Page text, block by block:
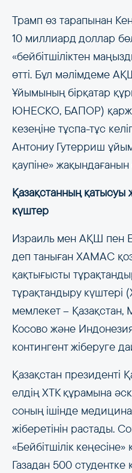
Трамп өз тарапынан
10 миллиард доллар
«бейбітшіліктен
өтті. Бұл мәлімдеме
Ұйымының бірқатар
ЮНЕСКО, БАПОР)
кезеңіне тұспа-тұс
Антониу Гутерриш
қаупіне»
Қазақстанның
күштер
Израиль мен АҚШ пен
деп таныған ХАМАС
қақтығысты
тұрақтандыру күштері
мемлекет – Қазақстан,
Косово және
контингент жіберуге
Қазақстан президенті
елдің ХТК құрамына
соның ішінде
жіберетінін растады.
«Бейбітшілік
Газадан 500 студентке